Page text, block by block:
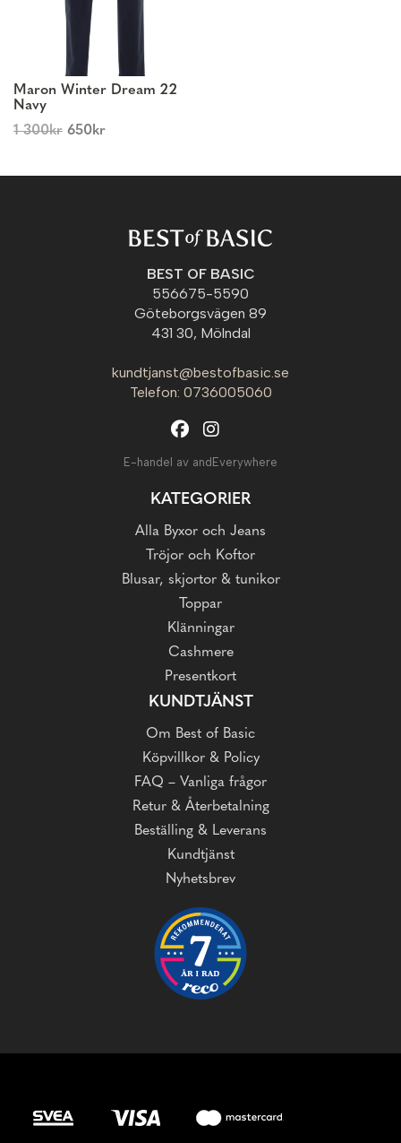
Maron Winter Dream 22
Navy
1 300kr 650kr
BEST OF BASIC
556675-5590
Göteborgsvägen 89
431 30, Mölndal
kundtjanst@bestofbasic.se
Telefon: 0736005060
E-handel av andEverywhere
KATEGORIER
Alla Byxor och Jeans
Tröjor och Koftor
Blusar, skjortor & tunikor
Toppar
Klänningar
Cashmere
Presentkort
KUNDTJÄNST
Om Best of Basic
Köpvillkor & Policy
FAQ – Vanliga frågor
Retur & Återbetalning
Beställing & Leverans
Kundtjänst
Nyhetsbrev